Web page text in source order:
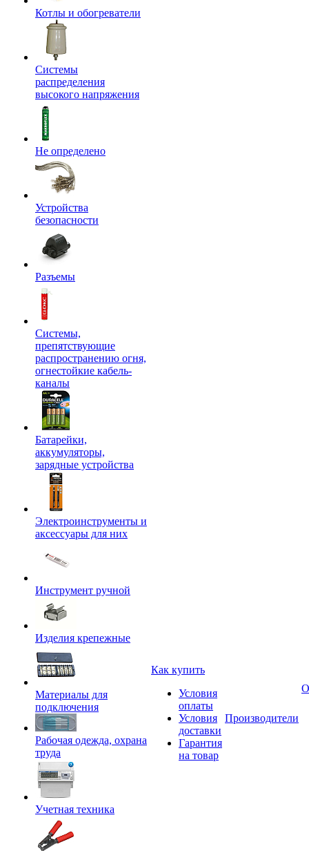
Котлы и обогреватели
Системы
распределения
высокого напряжения
Не определено
Устройства
безопасности
Разъемы
Системы,
препятствующие
распространению огня,
огнестойкие кабель-
каналы
Батарейки,
аккумуляторы,
зарядные устройства
Электроинструменты и
аксессуары для них
Инструмент ручной
Изделия крепежные
Материалы для
подключения
Рабочая одежда, охрана
труда
Учетная техника
Как купить
Условия
оплаты
Условия
доставки
Гарантия
на товар
Производители